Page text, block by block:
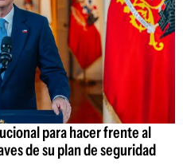
para hacer frente al
de su plan de seguridad